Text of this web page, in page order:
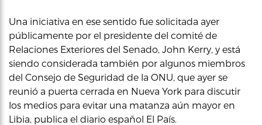
Una iniciativa en ese sentido fue solicitada ayer
públicamente por el presidente del comité de
Relaciones Exteriores del Senado, John Kerry, y está
siendo considerada también por algunos miembros
del Consejo de Seguridad de la ONU, que ayer se
reunió a puerta cerrada en Nueva York para discutir
los medios para evitar una matanza aún mayor en
Libia, publica el diario español El País.